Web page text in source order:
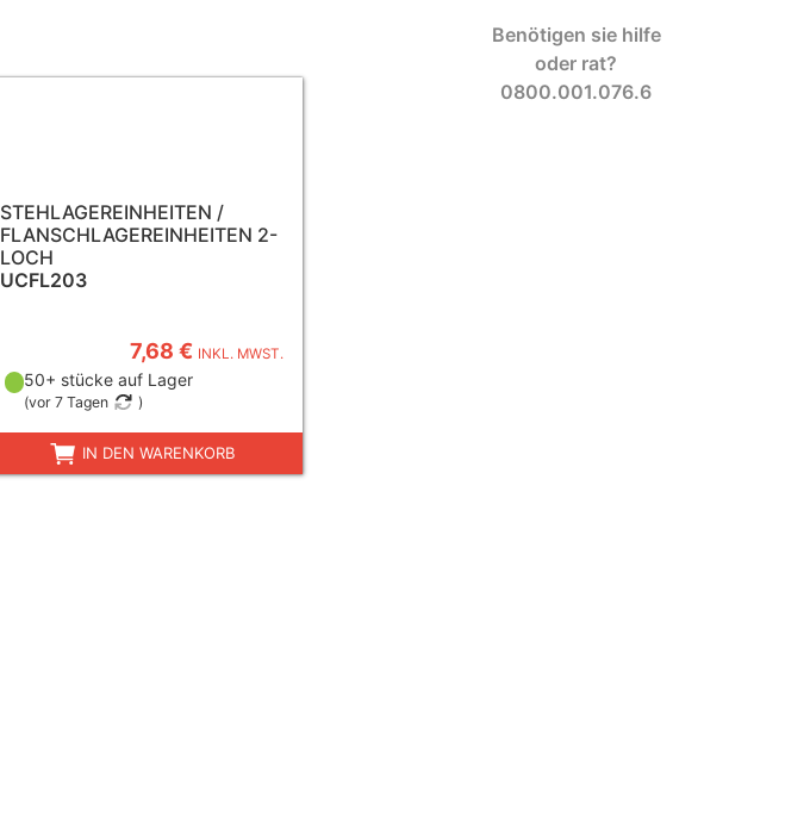
Benötigen sie hilfe
oder rat?
0800.001.076.6
STEHLAGEREINHEITEN /
FLANSCHLAGEREINHEITEN 2-
LOCH
UCFL203
7,68 € INKL. MWST.
50+ stücke auf Lager
(vor 7 Tagen )
IN DEN WARENKORB